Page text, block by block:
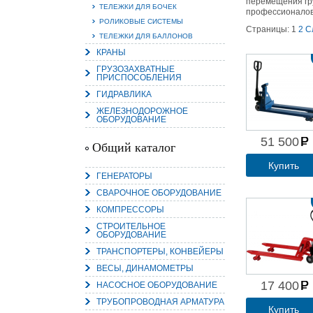
ТЕЛЕЖКИ ДЛЯ БОЧЕК
РОЛИКОВЫЕ СИСТЕМЫ
ТЕЛЕЖКИ ДЛЯ БАЛЛОНОВ
КРАНЫ
ГРУЗОЗАХВАТНЫЕ
ПРИСПОСОБЛЕНИЯ
ГИДРАВЛИКА
ЖЕЛЕЗНОДОРОЖНОЕ
ОБОРУДОВАНИЕ
Общий каталог
ГЕНЕРАТОРЫ
СВАРОЧНОЕ ОБОРУДОВАНИЕ
КОМПРЕССОРЫ
СТРОИТЕЛЬНОЕ
ОБОРУДОВАНИЕ
ТРАНСПОРТЕРЫ, КОНВЕЙЕРЫ
ВЕСЫ, ДИНАМОМЕТРЫ
НАСОСНОЕ ОБОРУДОВАНИЕ
ТРУБОПРОВОДНАЯ АРМАТУРА
Страницы: 1 2
51 500
Купить
17 400
Купить